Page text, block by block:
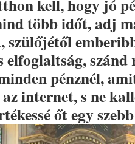
kell, hogy jó
több időt, adj
szülőjétől
elfoglaltság,
pénznél,
az internet, s ne
őt egy